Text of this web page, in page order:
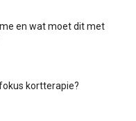
en wat moet dit met
kortterapie?